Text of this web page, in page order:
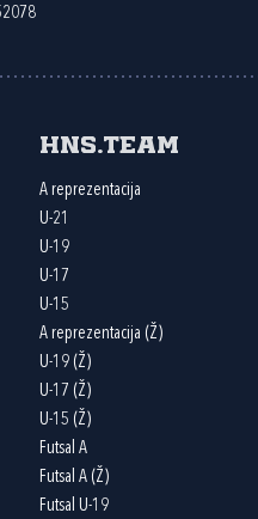
HNS.team
A reprezentacija
U-21
U-19
U-17
U-15
A reprezentacija (Ž)
U-19 (Ž)
U-17 (Ž)
U-15 (Ž)
Futsal A
Futsal A (Ž)
Futsal U-19